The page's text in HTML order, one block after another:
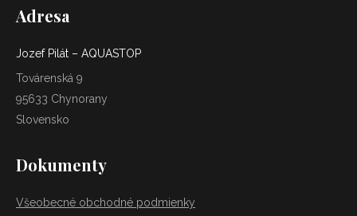
Adresa
Jozef Pilát – AQUASTOP
Továrenská 9
95633 Chynorany
Slovensko
Dokumenty
Všeobecné obchodné podmienky